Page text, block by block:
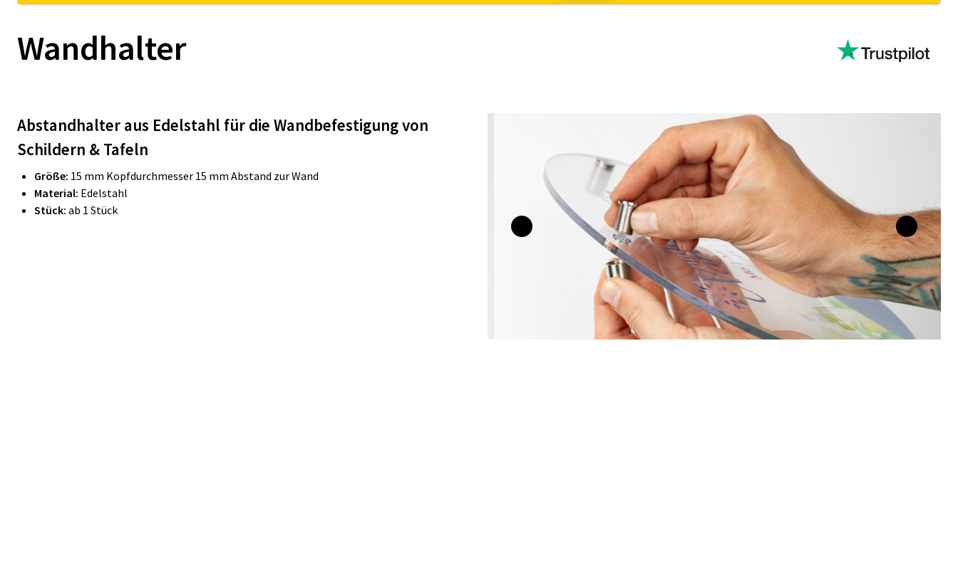
Wandhalter
Abstandhalter aus Edelstahl für die Wandbefestigung von
Schildern & Tafeln
Größe: 15 mm Kopfdurchmesser 15 mm Abstand zur Wand
Material: Edelstahl
Stück: ab 1 Stück